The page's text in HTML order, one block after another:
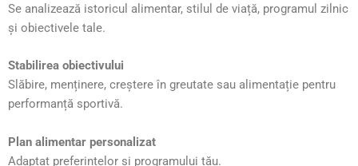
Se analizează istoricul alimentar, stilul de viață, programul zilnic
și obiectivele tale.
Stabilirea obiectivului
Slăbire, menținere, creștere în greutate sau alimentație pentru
performanță sportivă.
Plan alimentar personalizat
Adaptat preferințelor și programului tău.